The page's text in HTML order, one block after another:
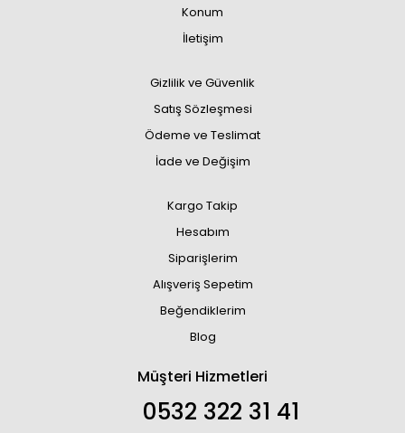
Konum
İletişim
Gizlilik ve Güvenlik
Satış Sözleşmesi
Ödeme ve Teslimat
İade ve Değişim
Kargo Takip
Hesabım
Siparişlerim
Alışveriş Sepetim
Beğendiklerim
Blog
Müşteri Hizmetleri
0532 322 31 41